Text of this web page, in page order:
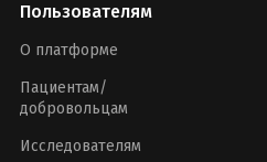
Пользователям
О платформе
Пациентам/
добровольцам
Исследователям